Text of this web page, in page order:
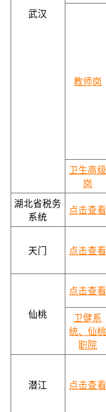
武汉
教师岗
卫生高级
岗
湖北省税务
系统
点击查看
天门 点击查看
仙桃
点击查看
卫健系
统、仙桃
职院
潜江 点击查看